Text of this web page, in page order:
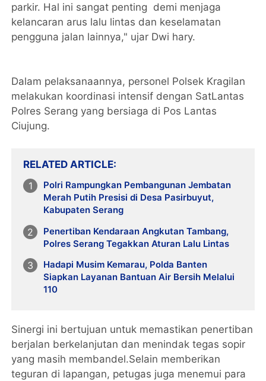
parkir. Hal ini sangat penting demi menjaga
kelancaran arus lalu lintas dan keselamatan
pengguna jalan lainnya," ujar Dwi hary.
Dalam pelaksanaannya, personel Polsek Kragilan
melakukan koordinasi intensif dengan SatLantas
Polres Serang yang bersiaga di Pos Lantas
Ciujung.
RELATED ARTICLE
Polri Rampungkan Pembangunan Jembatan
Merah Putih Presisi di Desa Pasirbuyut,
Kabupaten Serang
Penertiban Kendaraan Angkutan Tambang,
Polres Serang Tegakkan Aturan Lalu Lintas
Hadapi Musim Kemarau, Polda Banten
Siapkan Layanan Bantuan Air Bersih Melalui
110
Sinergi ini bertujuan untuk memastikan penertiban
berjalan berkelanjutan dan menindak tegas sopir
yang masih membandel.Selain memberikan
teguran di lapangan, petugas juga menemui para